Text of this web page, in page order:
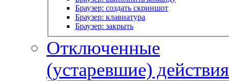
Браузер: создать скриншот
Браузер: клавиатура
Браузер: закрыть
Отключенные
(устаревшие) действия